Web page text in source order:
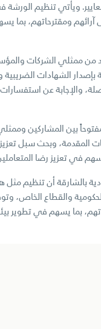
ويأتي تنظيم
آرائهم ومقترحاتهم، بما
من ممثلي الشركات
بإصدار الشهادات
والإجابة عن استفسارات
بين المشاركين
المقدمة، وبحث سبل
في تعزيز رضا
بالشارقة أن تنظيم
والقطاع الخاص،
بما يسهم في تطوير